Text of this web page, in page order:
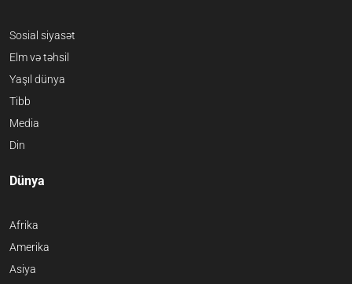
Sosial siyasət
Elm və təhsil
Yaşıl dünya
Tibb
Media
Din
Dünya
Afrika
Amerika
Asiya